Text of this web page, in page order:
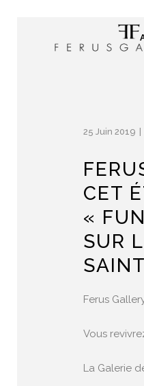
25 Juin 2019
CET
«
SUR
Ferus
Vous
La Galerie